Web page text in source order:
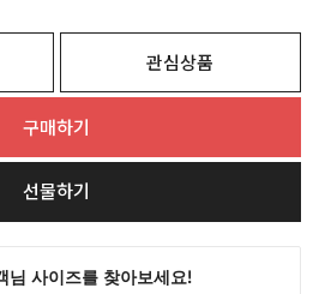
관심상품
구매하기
선물하기